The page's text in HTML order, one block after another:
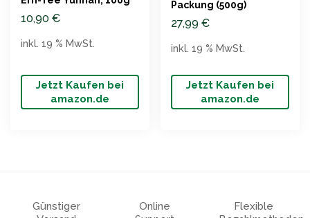
10,90 €
Jetzt Kaufen bei
amazon.de
inkl. 19 % MwSt.
Packung (500g)
27,99 €
Jetzt Kaufen bei
amazon.de
inkl. 19 % MwSt.
Günstiger
Online
Flexible